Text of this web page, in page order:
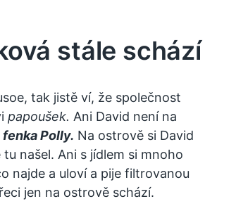
stále schází
tak jistě ví, že společnost
papoušek. Ani David není na
Polly. Na ostrově si David
našel. Ani s jídlem si mnoho
najde a uloví a pije filtrovanou
jen na ostrově schází.